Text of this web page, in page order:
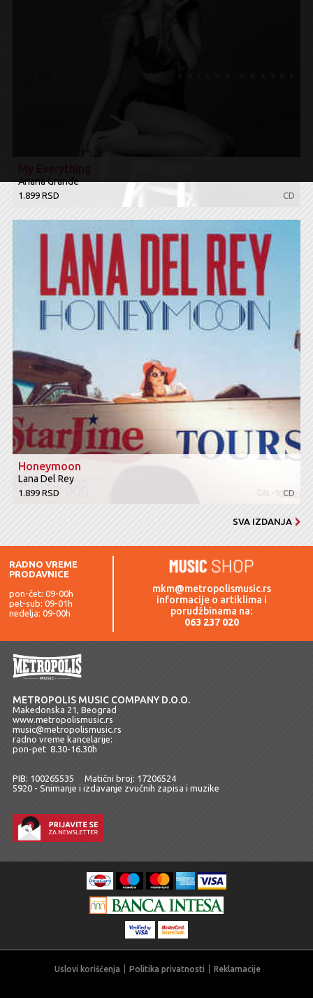
Ariana Grande ‎
1.899 RSD CD
Honeymoon
Lana Del Rey
1.899 RSD CD
SVA IZDANJA
RADNO VREME
PRODAVNICE
pon-čet: 09-00h
pet-sub: 09-01h
nedelja: 09-00h
mkm@metropolismusic.rs
informacije o artiklima i
porudžbinama na:
063 237 020
METROPOLIS MUSIC COMPANY D.O.O.
Makedonska 21, Beograd
www.metropolismusic.rs
music@metropolismusic.rs
radno vreme kancelarije:
pon-pet 8.30-16.30h
PIB: 100265535 Matični broj: 17206524
5920 - Snimanje i izdavanje zvučnih zapisa i muzike
Uslovi korišćenja Politika privatnosti Reklamacije